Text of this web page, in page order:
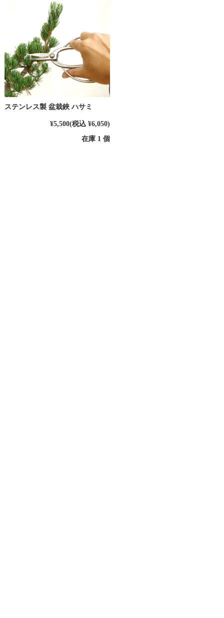
ステンレス製 盆栽鋏 ハサミ
¥5,500(税込 ¥6,050)
在庫 1 個